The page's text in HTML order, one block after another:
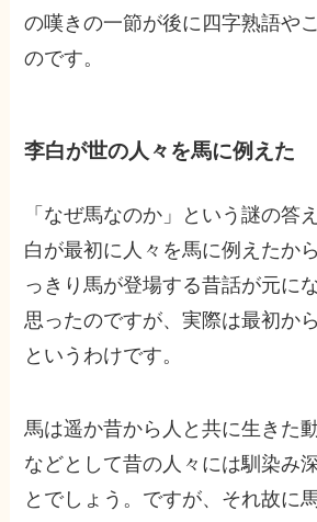
の嘆きの一節が後に四字熟語や
のです。
李白が世の人々を馬に例えた
「なぜ馬なのか」という謎の答
白が最初に人々を馬に例えたか
っきり馬が登場する昔話が元に
思ったのですが、実際は最初か
というわけです。
馬は遥か昔から人と共に生きた
などとして昔の人々には馴染み
とでしょう。ですが、それ故に